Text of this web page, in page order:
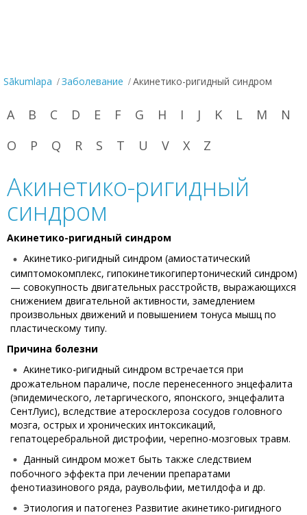
Sākumlapa Заболевание Акинетико-ригидный синдром
A B C D E F G H I J K L M
N
O
P Q R S T U V X Z
Акинетико-ригидный
синдром
Акинетико-ригидный синдром
Акинетико-ригидный синдром (амиостатический
симптомокомплекс, гипокинетикогипертонический синдром)
— совокупность двигательных расстройств, выражающихся
снижением двигательной активности, замедлением
произвольных движений и повышением тонуса мышц по
пластическому типу.
Причина болезни
Акинетико-ригидный синдром встречается при
дрожательном параличе, после перенесенного энцефалита
(эпидемического, летаргического, японского, энцефалита
СентЛуис), вследствие атеросклероза сосудов головного
мозга, острых и хронических интоксикаций,
гепатоцеребральной дистрофии, черепно-мозговых травм.
Данный синдром может быть также следствием
побочного эффекта при лечении препаратами
фенотиазинового ряда, раувольфии, метилдофа и др.
Этиология и патогенез Развитие акинетико-ригидного